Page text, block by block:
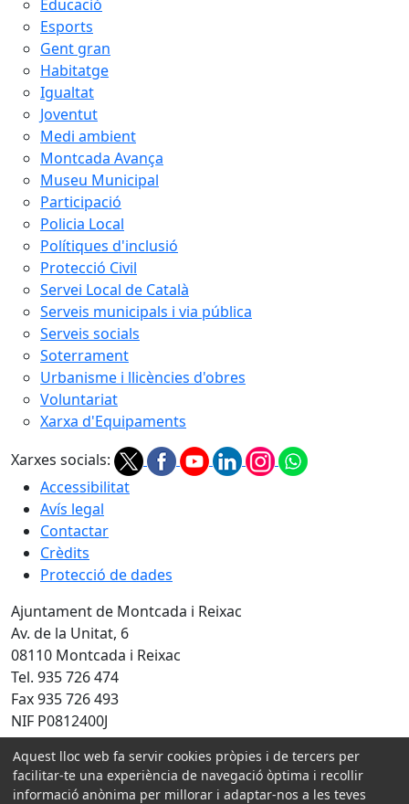
Educació
Esports
Gent gran
Habitatge
Igualtat
Joventut
Medi ambient
Montcada Avança
Museu Municipal
Participació
Policia Local
Polítiques d'inclusió
Protecció Civil
Servei Local de Català
Serveis municipals i via pública
Serveis socials
Soterrament
Urbanisme i llicències d'obres
Voluntariat
Xarxa d'Equipaments
Xarxes socials:
Accessibilitat
Avís legal
Contactar
Crèdits
Protecció de dades
Ajuntament de Montcada i Reixac
Av. de la Unitat, 6
08110 Montcada i Reixac
Tel. 935 726 474
Fax 935 726 493
NIF P0812400J
Amb la col·laboració de:
Aquest lloc web fa servir cookies pròpies i de tercers per
facilitar-te una experiència de navegació òptima i recollir
informació anònima per millorar i adaptar-nos a les teves